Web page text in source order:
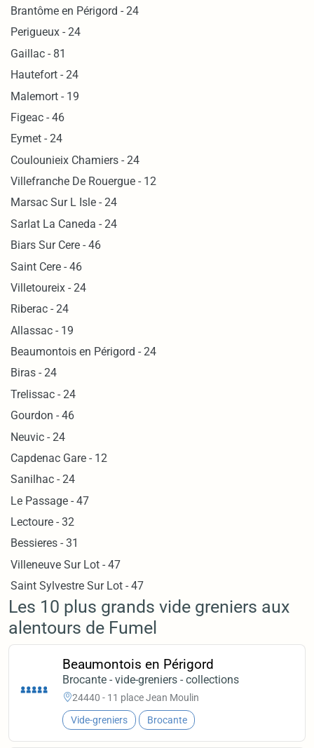
Brantôme en Périgord - 24
Perigueux - 24
Gaillac - 81
Hautefort - 24
Malemort - 19
Figeac - 46
Eymet - 24
Coulounieix Chamiers - 24
Villefranche De Rouergue - 12
Marsac Sur L Isle - 24
Sarlat La Caneda - 24
Biars Sur Cere - 46
Saint Cere - 46
Villetoureix - 24
Riberac - 24
Allassac - 19
Beaumontois en Périgord - 24
Biras - 24
Trelissac - 24
Gourdon - 46
Neuvic - 24
Capdenac Gare - 12
Sanilhac - 24
Le Passage - 47
Lectoure - 32
Bessieres - 31
Villeneuve Sur Lot - 47
Saint Sylvestre Sur Lot - 47
Les 10 plus grands vide greniers aux
alentours de Fumel
Beaumontois en Périgord
Brocante - vide-greniers - collections
24440 - 11 place Jean Moulin
Vide-greniers Brocante